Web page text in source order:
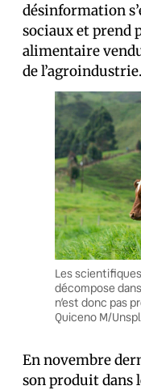
désinformation
sociaux et prend
alimentaire
de l’agroindustrie.
Les
décompose
n’est donc pas
Quiceno M/
En novembre
son produit dans